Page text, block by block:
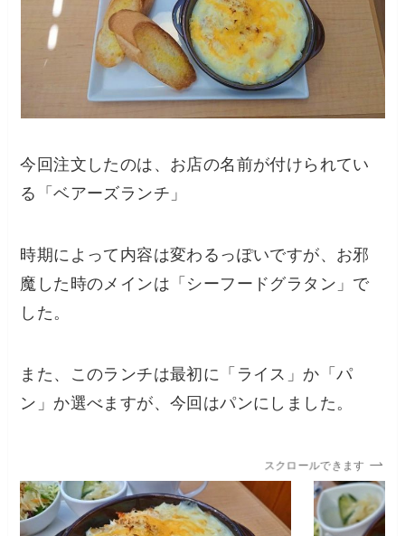
今回注文したのは、お店の名前が付けられてい
る「ベアーズランチ」
時期によって内容は変わるっぽいですが、お邪
魔した時のメインは「シーフードグラタン」で
した。
また、このランチは最初に「ライス」か「パ
ン」か選べますが、今回はパンにしました。
スクロールできます